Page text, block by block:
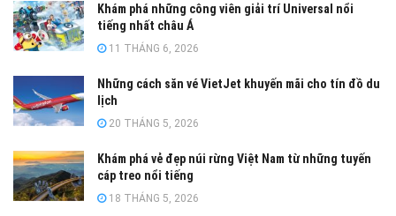
Khám phá những công viên giải trí Universal nổi
tiếng nhất châu Á
11 THÁNG 6, 2026
Những cách săn vé VietJet khuyến mãi cho tín đồ du
lịch
20 THÁNG 5, 2026
Khám phá vẻ đẹp núi rừng Việt Nam từ những tuyến
cáp treo nổi tiếng
18 THÁNG 5, 2026